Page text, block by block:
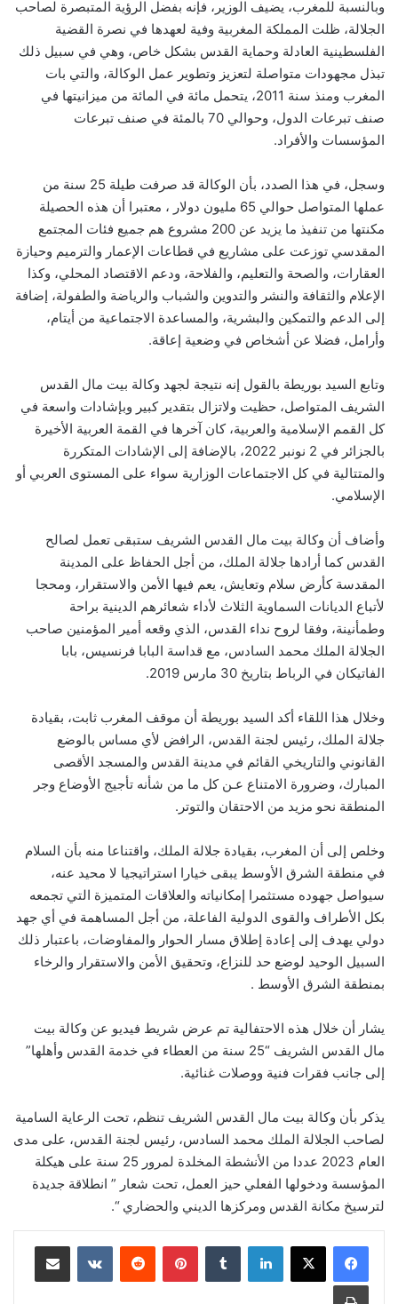
وبالنسبة للمغرب، يضيف الوزير، فإنه بفضل الرؤية المتبصرة لصاحب
الجلالة، ظلت المملكة المغربية وفية لعهدها في نصرة القضية
الفلسطينية العادلة وحماية القدس بشكل خاص، وهي في سبيل ذلك
تبذل مجهودات متواصلة لتعزيز وتطوير عمل الوكالة، والتي بات
المغرب ومنذ سنة 2011، يتحمل مائة في المائة من ميزانيتها في
صنف تبرعات الدول، وحوالي 70 بالمئة في صنف تبرعات
المؤسسات والأفراد.
وسجل، في هذا الصدد، بأن الوكالة قد صرفت طيلة 25 سنة من
عملها المتواصل حوالي 65 مليون دولار ، معتبرا أن هذه الحصيلة
مكنتها من تنفيذ ما يزيد عن 200 مشروع هم جميع فئات المجتمع
المقدسي توزعت على مشاريع في قطاعات الإعمار والترميم وحيازة
العقارات، والصحة والتعليم، والفلاحة، ودعم الاقتصاد المحلي، وكذا
الإعلام والثقافة والنشر والتدوين والشباب والرياضة والطفولة، إضافة
إلى الدعم والتمكين والبشرية، والمساعدة الاجتماعية من أيتام،
وأرامل، فضلا عن أشخاص في وضعية إعاقة.
وتابع السيد بوريطة بالقول إنه نتيجة لجهد وكالة بيت مال القدس
الشريف المتواصل، حظيت ولاتزال بتقدير كبير وبإشادات واسعة في
كل القمم الإسلامية والعربية، كان آخرها في القمة العربية الأخيرة
بالجزائر في 2 نونبر 2022، بالإضافة إلى الإشادات المتكررة
والمتتالية في كل الاجتماعات الوزارية سواء على المستوى العربي أو
الإسلامي.
وأضاف أن وكالة بيت مال القدس الشريف ستبقى تعمل لصالح
القدس كما أرادها جلالة الملك، من أجل الحفاظ على المدينة
المقدسة كأرض سلام وتعايش، يعم فيها الأمن والاستقرار، ومحجا
لأتباع الديانات السماوية الثلاث لأداء شعائرهم الدينية براحة
وطمأنينة، وفقا لروح نداء القدس، الذي وقعه أمير المؤمنين صاحب
الجلالة الملك محمد السادس، مع قداسة البابا فرنسيس، بابا
الفاتيكان في الرباط بتاريخ 30 مارس 2019.
وخلال هذا اللقاء أكد السيد بوريطة أن موقف المغرب ثابت، بقيادة
جلالة الملك، رئيس لجنة القدس، الرافض لأي مساس بالوضع
القانوني والتاريخي القائم في مدينة القدس والمسجد الأقصى
المبارك، وضرورة الامتناع عـن كل ما من شأنه تأجيج الأوضاع وجر
المنطقة نحو مزيد من الاحتقان والتوتر.
وخلص إلى أن المغرب، بقيادة جلالة الملك، واقتناعا منه بأن السلام
في منطقة الشرق الأوسط يبقى خيارا استراتيجيا لا محيد عنه،
سيواصل جهوده مستثمرا إمكانياته والعلاقات المتميزة التي تجمعه
بكل الأطراف والقوى الدولية الفاعلة، من أجل المساهمة في أي جهد
دولي يهدف إلى إعادة إطلاق مسار الحوار والمفاوضات، باعتبار ذلك
السبيل الوحيد لوضع حد للنزاع، وتحقيق الأمن والاستقرار والرخاء
بمنطقة الشرق الأوسط .
يشار أن خلال هذه الاحتفالية تم عرض شريط فيديو عن وكالة بيت
مال القدس الشريف “25 سنة من العطاء في خدمة القدس وأهلها”
إلى جانب فقرات فنية ووصلات غنائية.
يذكر بأن وكالة بيت مال القدس الشريف تنظم، تحت الرعاية السامية
لصاحب الجلالة الملك محمد السادس، رئيس لجنة القدس، على مدى
العام 2023 عددا من الأنشطة المخلدة لمرور 25 سنة على هيكلة
المؤسسة ودخولها الفعلي حيز العمل، تحت شعار ” انطلاقة جديدة
لترسيخ مكانة القدس ومركزها الديني والحضاري “.
لينكدإن بينتيريست مشاركة عبر البريد
طباعة